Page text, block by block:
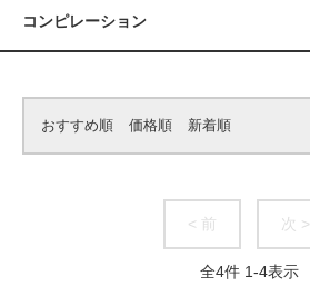
コンピレーション
おすすめ順 価格順 新着順
< 前 次 >
全4件 1-4表示